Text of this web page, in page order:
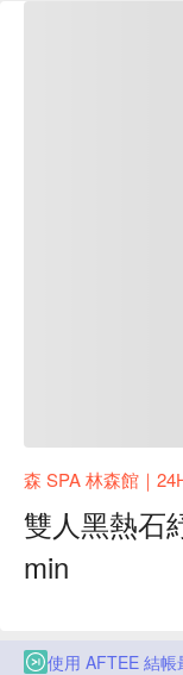
森 SPA 林森館｜
雙人黑熱石
min
使用 AFTEE 結